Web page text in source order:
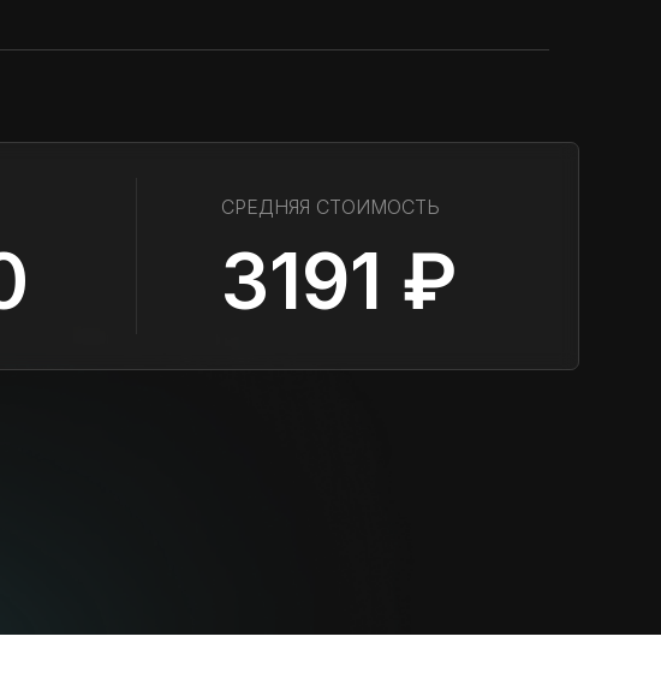
СРЕДНЯЯ СТОИМОСТЬ
3191 ₽